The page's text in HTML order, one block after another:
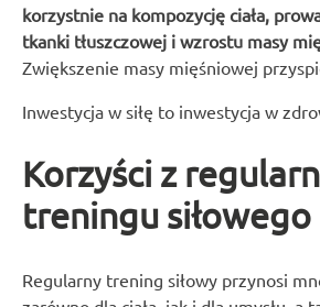
korzystnie na kompozycję ciała,
tkanki tłuszczowej i wzrostu masy
Zwiększenie masy mięśniowej
Inwestycja w siłę to inwestycja w
Korzyści z
treningu siłowego
Regularny trening siłowy przynosi